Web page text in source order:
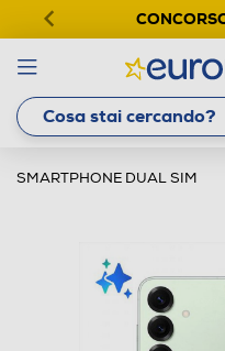
SMARTPHONE DUAL SIM